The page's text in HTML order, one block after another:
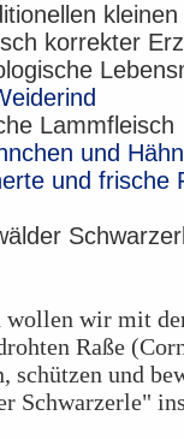
kleinen
korrekter
Lammfleisch
und
und frische
wollen wir mit
Raße
schützen und
Schwarzerle"